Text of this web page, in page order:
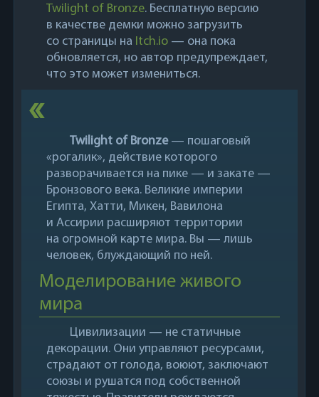
Twilight of Bronze. Бесплатную версию
в качестве демки можно загрузить
со страницы на Itch.io — она пока
обновляется, но автор предупреждает,
что это может измениться.
Twilight of Bronze— пошаговый
«рогалик», действие которого
разворачивается на пике — и закате —
Бронзового века. Великие империи
Египта, Хатти, Микен, Вавилона
и Ассирии расширяют территории
на огромной карте мира. Вы — лишь
человек, блуждающий по ней.
Моделирование живого
мира
Цивилизации — не статичные
декорации. Они управляют ресурсами,
страдают от голода, воюют, заключают
союзы и рушатся под собственной